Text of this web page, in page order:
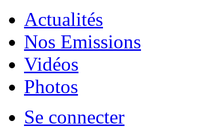
Actualités
Nos Emissions
Vidéos
Photos
Se connecter